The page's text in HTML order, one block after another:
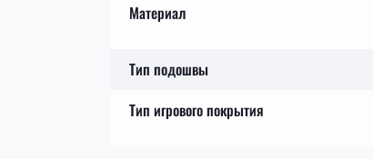
Материал
Тип подошвы
Тип игрового покрытия